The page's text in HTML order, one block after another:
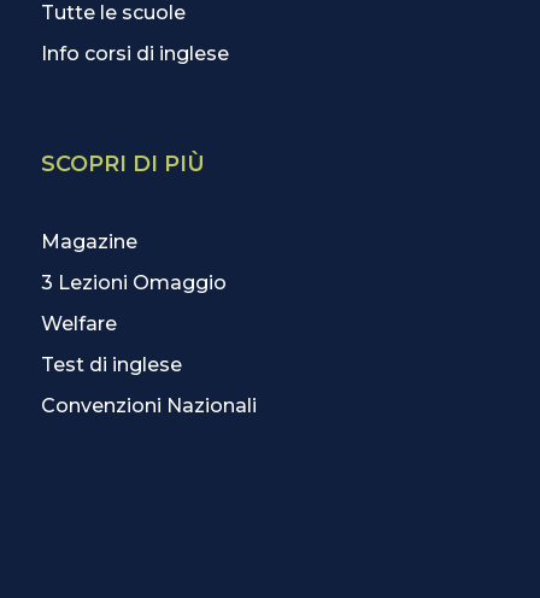
Tutte le scuole
Info corsi di inglese
SCOPRI DI PIÙ
Magazine
3 Lezioni Omaggio
Welfare
Test di inglese
Convenzioni Nazionali